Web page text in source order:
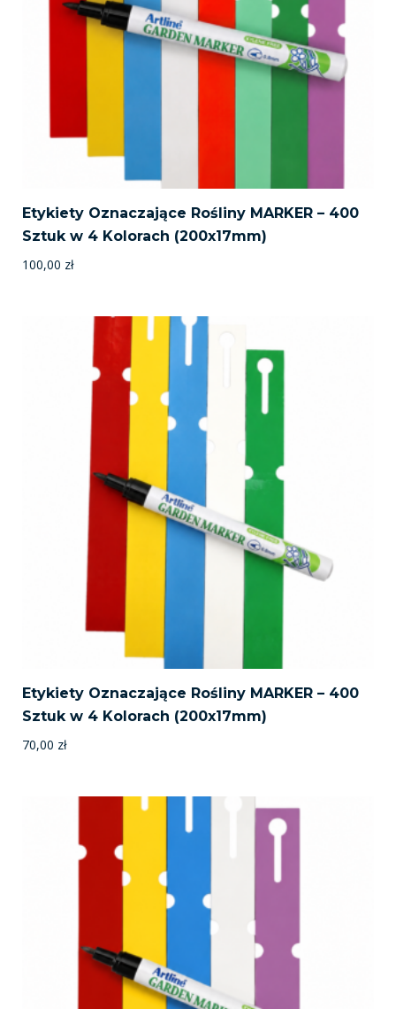
Etykiety Oznaczające Rośliny MARKER – 400
Sztuk w 4 Kolorach (200x17mm)
100,00 zł
Etykiety Oznaczające Rośliny MARKER – 400
Sztuk w 4 Kolorach (200x17mm)
70,00 zł